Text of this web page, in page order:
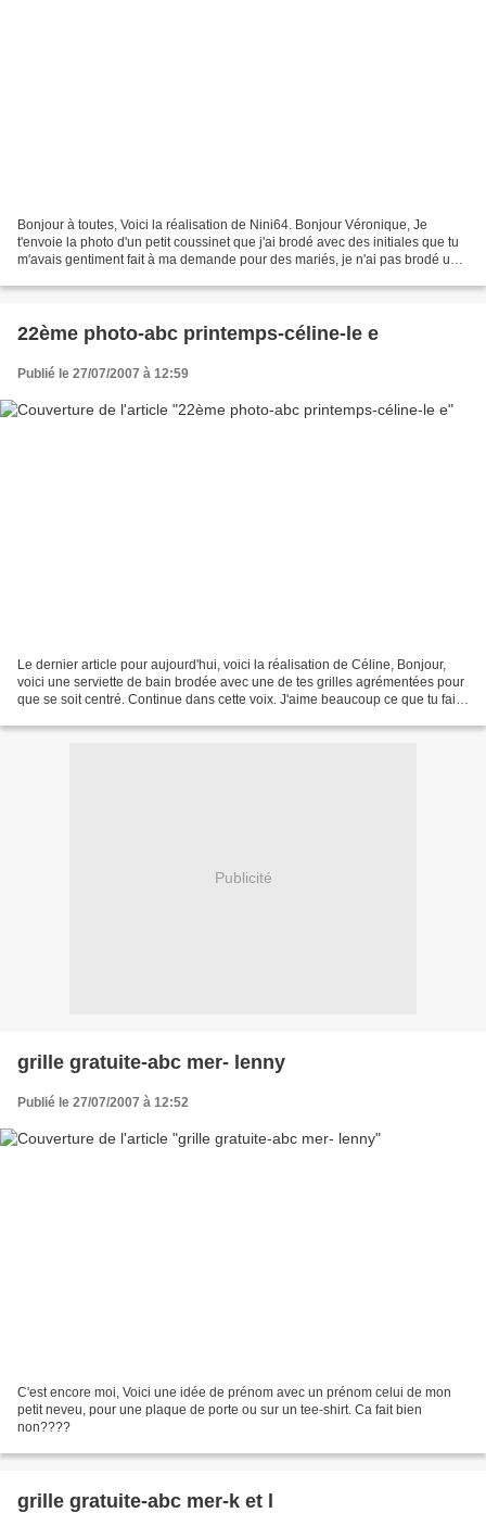
Bonjour à toutes, Voici la réalisation de Nini64. Bonjour Véronique, Je
t'envoie la photo d'un petit coussinet que j'ai brodé avec des initiales que tu
m'avais gentiment fait à ma demande pour des mariés, je n'ai pas brodé une
22ème photo-abc printemps-céline-le e
Publié le 27/07/2007 à 12:59
Le dernier article pour aujourd'hui, voici la réalisation de Céline, Bonjour,
voici une serviette de bain brodée avec une de tes grilles agrémentées pour
que se soit centré. Continue dans cette voix. J'aime beaucoup ce que tu fais
Publicité
grille gratuite-abc mer- lenny
Publié le 27/07/2007 à 12:52
C'est encore moi, Voici une idée de prénom avec un prénom celui de mon
petit neveu, pour une plaque de porte ou sur un tee-shirt. Ca fait bien
non????
grille gratuite-abc mer-k et l